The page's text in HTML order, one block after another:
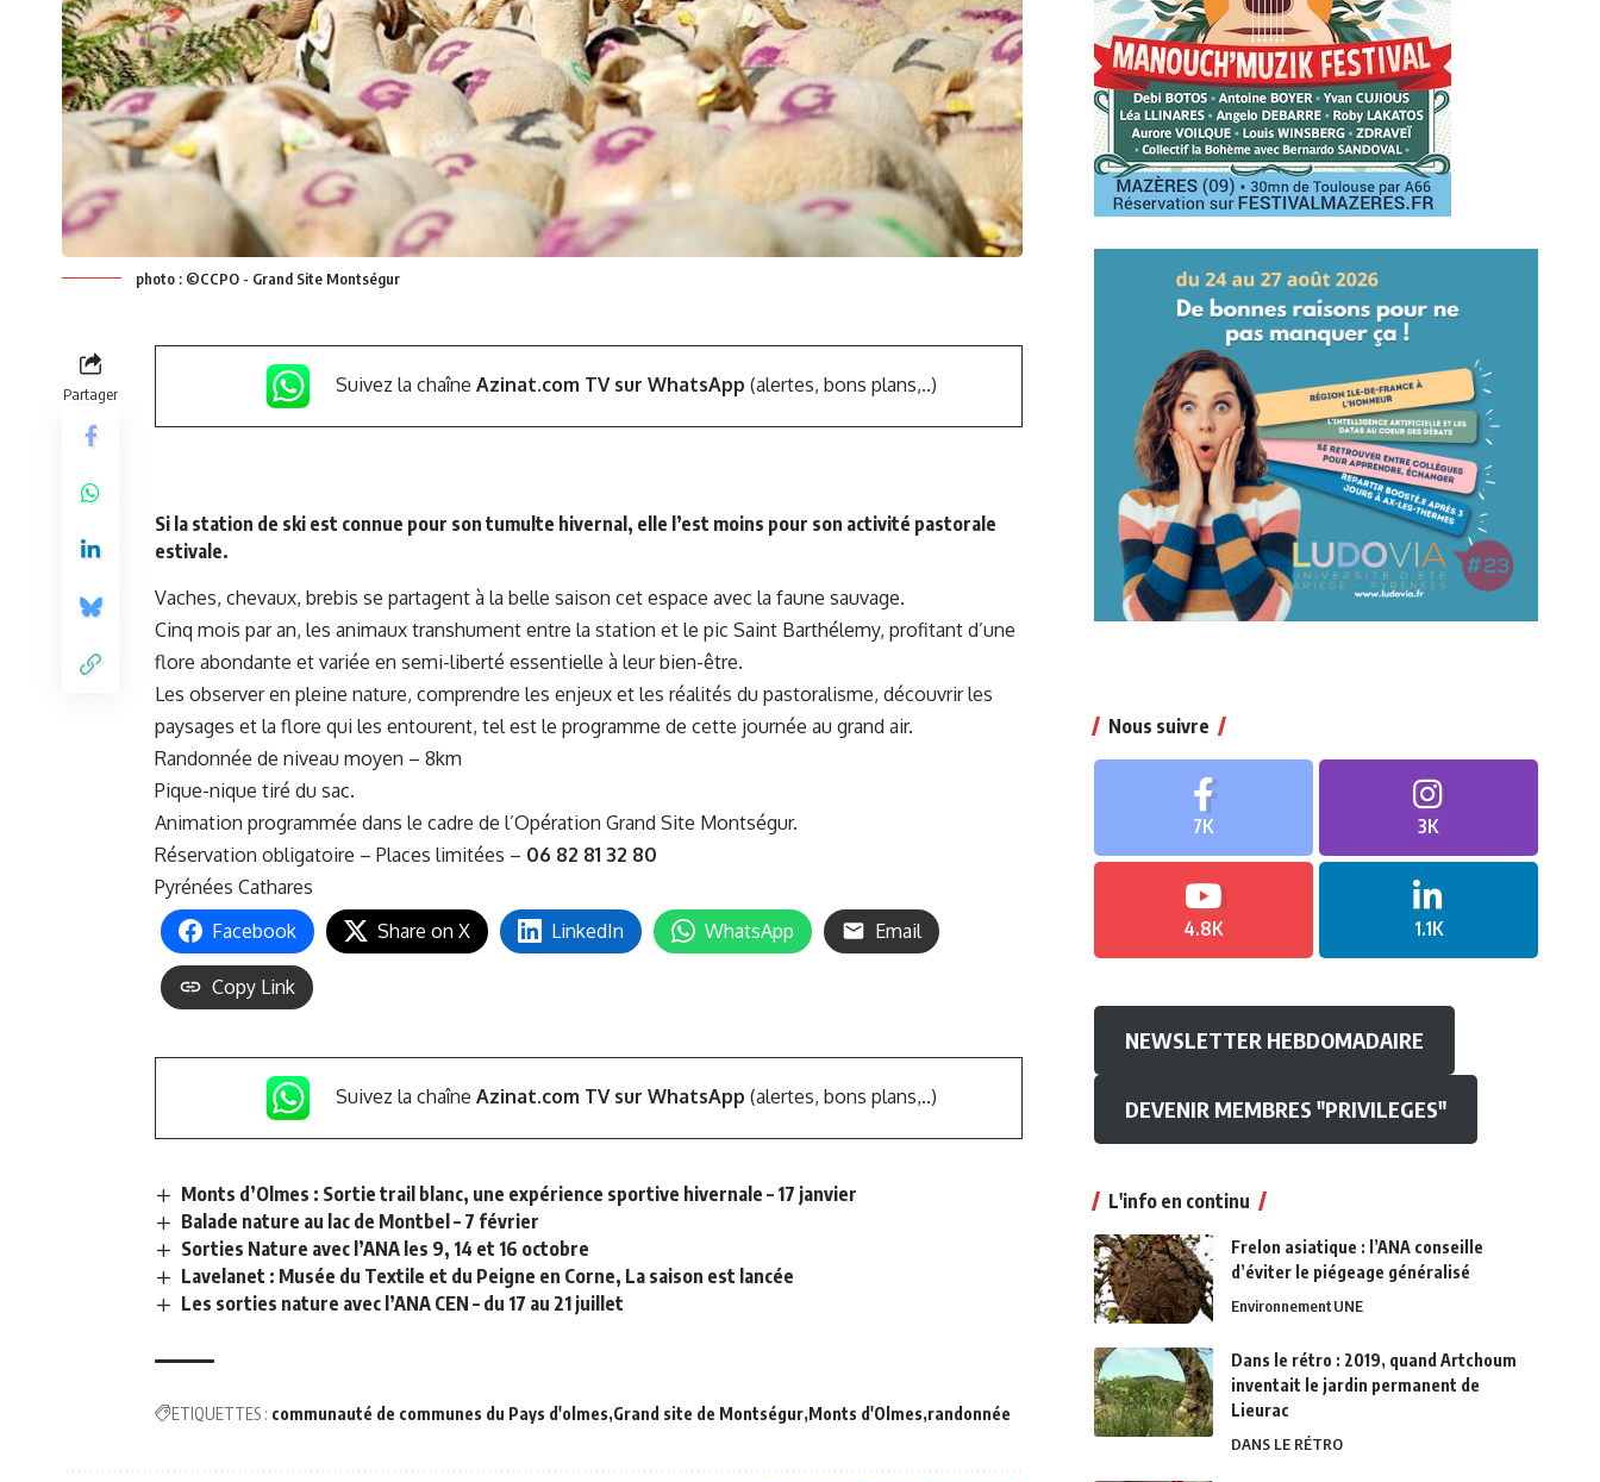
photo : ©CCPO - Grand Site Montségur
Partager Suivez la chaîne Azinat.com TV sur WhatsApp (alertes, bons plans,..)
Si la station de ski est connue pour son tumulte hivernal, elle l’est moins pour son activité pastorale
estivale.
Vaches, chevaux, brebis se partagent à la belle saison cet espace avec la faune sauvage.
Cinq mois par an, les animaux transhument entre la station et le pic Saint Barthélemy, profitant d’une
flore abondante et variée en semi-liberté essentielle à leur bien-être.
Les observer en pleine nature, comprendre les enjeux et les réalités du pastoralisme, découvrir les
paysages et la flore qui les entourent, tel est le programme de cette journée au grand air.
Randonnée de niveau moyen – 8km
Pique-nique tiré du sac.
Animation programmée dans le cadre de l’Opération Grand Site Montségur.
Réservation obligatoire – Places limitées – 06 82 81 32 80
Pyrénées Cathares
Facebook
Share on X LinkedIn WhatsApp Email
Copy Link
Suivez la chaîne Azinat.com TV sur WhatsApp (alertes, bons plans,..)
Monts d’Olmes : Sortie trail blanc, une expérience sportive hivernale – 17 janvier
Balade nature au lac de Montbel – 7 février
Sorties Nature avec l’ANA les 9, 14 et 16 octobre
Lavelanet : Musée du Textile et du Peigne en Corne, La saison est lancée
Les sorties nature avec l’ANA CEN – du 17 au 21 juillet
ETIQUETTES : communauté de communes du Pays d'olmes Grand site de Montségur Monts d'Olmes randonnée
Nous suivre
7K 3K
4.8K 1.1K
NEWSLETTER HEBDOMADAIRE
DEVENIR MEMBRES "PRIVILEGES"
L'info en continu
Frelon asiatique : l’ANA conseille
d’éviter le piégeage généralisé
EnvironnementUNE
Dans le rétro : 2019, quand Artchoum
inventait le jardin permanent de
Lieurac
DANS LE RÉTRO